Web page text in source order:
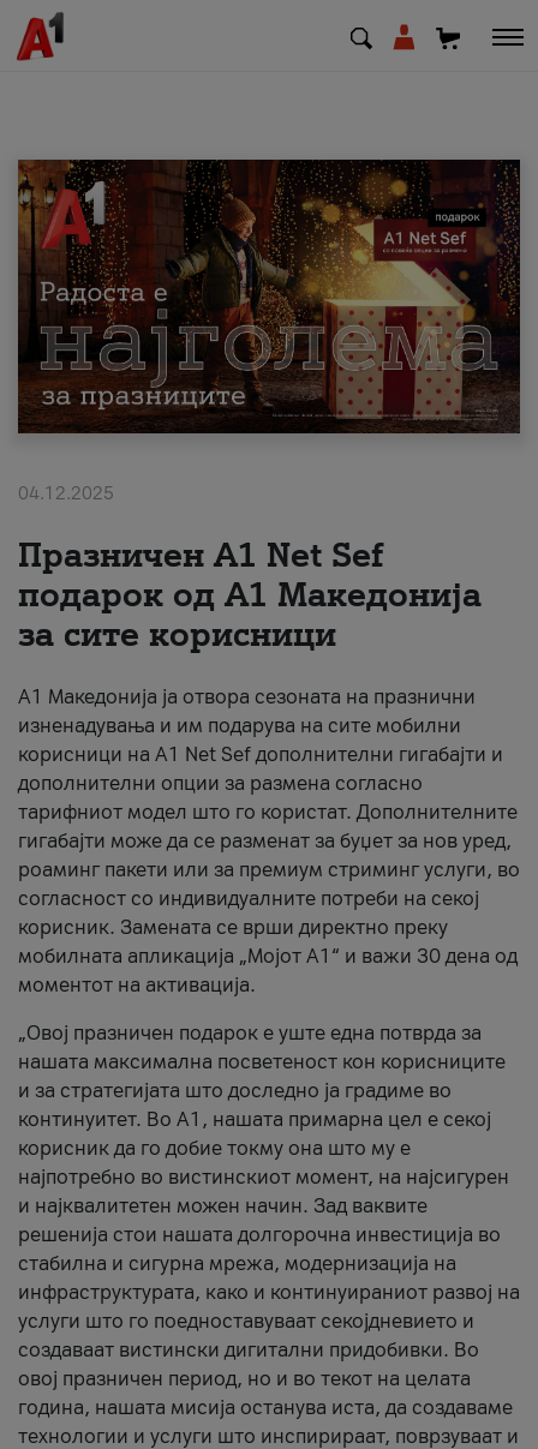
МК EN SQ
Приватни Деловни
Поддршка
Надополни кредит
За нас
#ПодобарОнлајн
04.12.2025
Празничен A1 Net Sеf
подарок од А1 Македонија
за сите корисници
А1 Македонија ја отвора сезоната на празнични
изненадувања и им подарува на сите мобилни
корисници на A1 Net Sef дополнителни гигабајти и
дополнителни опции за размена согласно
тарифниот модел што го користат. Дополнителните
гигабајти може да се разменат за буџет за нов уред,
роаминг пакети или за премиум стриминг услуги, во
согласност со индивидуалните потреби на секој
корисник. Замената се врши директно преку
мобилната апликација „Мојот А1“ и важи 30 дена од
моментот на активација.
„Овој празничен подарок е уште една потврда за
нашата максимална посветеност кон корисниците
и за стратегијата што доследно ја градиме во
континуитет. Во А1, нашата примарна цел е секој
корисник да го добие токму она што му е
најпотребно во вистинскиот момент, на најсигурен
и најквалитетен можен начин. Зад ваквите
решенија стои нашата долгорочна инвестиција во
стабилна и сигурна мрежа, модернизација на
инфраструктурата, како и континуираниот развој на
услуги што го поедноставуваат секојдневието и
создаваат вистински дигитални придобивки. Во
овој празничен период, но и во текот на целата
година, нашата мисија останува иста, да создаваме
технологии и услуги што инспирираат, поврзуваат и